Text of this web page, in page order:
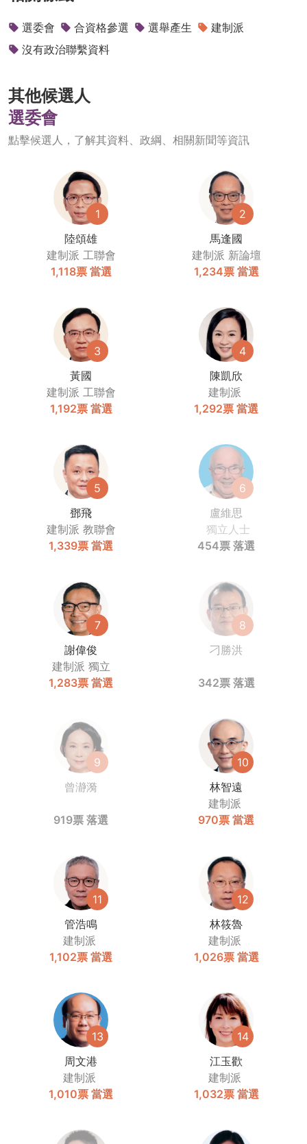
選委會 合資格參選 選舉產生
建制派
沒有政治聯繫資料
其他候選人
選委會
點擊候選人，了解其資料、政綱、相關新聞等資訊
1
陸頌雄
建制派 工聯會
1,118票 當選
2
馬逢國
建制派 新論壇
1,234票 當選
3
黃國
建制派 工聯會
1,192票 當選
4
陳凱欣
建制派
1,292票 當選
5
鄧飛
建制派 教聯會
1,339票 當選
6
盧維思
獨立人士
454票 落選
7
謝偉俊
建制派 獨立
1,283票 當選
8
刁勝洪
342票 落選
9
曾瀞漪
919票 落選
10
林智遠
建制派
970票 當選
11
管浩鳴
建制派
1,102票 當選
12
林筱魯
建制派
1,026票 當選
13
周文港
建制派
1,010票 當選
14
江玉歡
建制派
1,032票 當選